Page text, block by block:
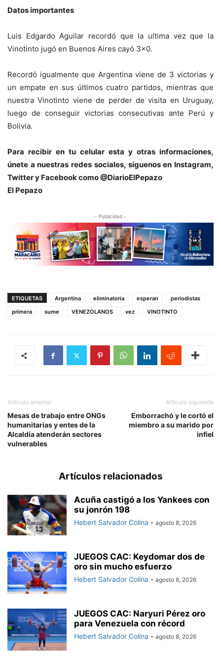
Datos importantes
Luis Edgardo Aguilar recordó que la ultima vez que la
Vinotinto jugó en Buenos Aires cayó 3×0.
Recordó igualmente que Argentina viene de 3 victorias y
un empate en sus últimos cuatro partidos, mientras que
nuestra Vinotinto viene de perder de visita en Uruguay,
luego de conseguir victorias consecutivas ante Perú y
Bolivia.
Para recibir en tu celular esta y otras informaciones,
únete a nuestras redes sociales, síguenos en Instagram,
Twitter y Facebook como @DiarioElPepazo
El Pepazo
- Publicidad -
ETIQUETAS Argentina eliminatoria esperan
periodistas
primera
sume VENEZOLANOS vez VINOTINTO
Artículo anterior
Mesas de trabajo entre ONGs
humanitarias y entes de la
Alcaldía atenderán sectores
vulnerables
Artículo siguiente
Emborrachó y le cortó el
miembro a su marido por
infiel
Artículos relacionados
Acuña castigó a los Yankees con
su jonrón 198
Hebert Salvador Colina - agosto 8, 2026
JUEGOS CAC: Keydomar dos de
oro sin mucho esfuerzo
Hebert Salvador Colina - agosto 8, 2026
JUEGOS CAC: Naryuri Pérez oro
para Venezuela con récord
Hebert Salvador Colina - agosto 8, 2026